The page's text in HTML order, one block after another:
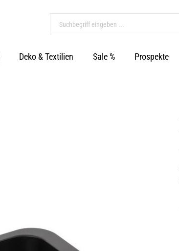
Deko & Textilien Sale % Prospekte